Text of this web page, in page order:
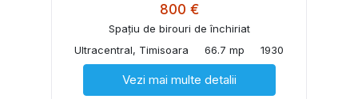
800 €
Spațiu de birouri de închiriat
Ultracentral, Timisoara
66.7 mp 1930
Vezi mai multe detalii